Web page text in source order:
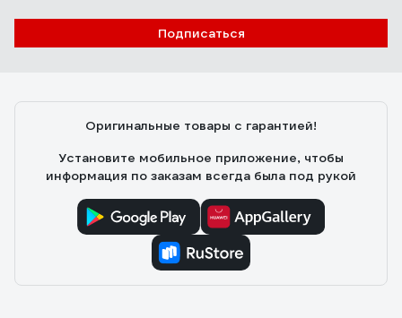
Подписаться
Оригинальные товары с гарантией!
Установите мобильное приложение, чтобы
информация по заказам всегда была под рукой